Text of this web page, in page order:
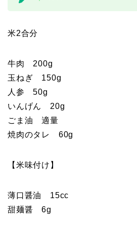
米2合分
牛肉 200g
玉ねぎ 150g
人参 50g
いんげん 20g
ごま油 適量
焼肉のタレ 60g
【米味付け】
薄口醤油 15cc
甜麺醤 6g